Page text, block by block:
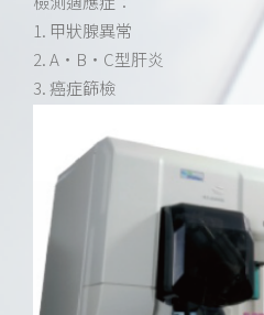
1. 甲狀腺異常
2. A・B・C型肝炎
3. 癌症篩檢